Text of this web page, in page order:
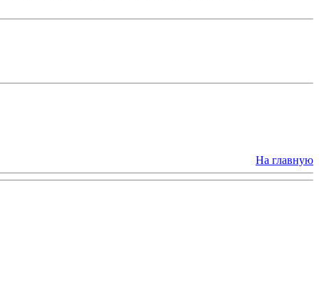
На главную